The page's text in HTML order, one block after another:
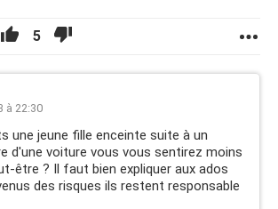
5
à 22:30
une jeune fille enceinte suite à un
d'une voiture vous vous sentirez moins
être ? Il faut bien expliquer aux ados
des risques ils restent responsable